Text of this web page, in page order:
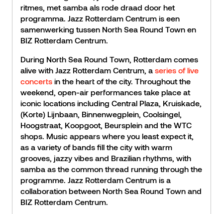
ritmes, met samba als rode draad door het
programma. Jazz Rotterdam Centrum is een
samenwerking tussen North Sea Round Town en
BIZ Rotterdam Centrum.
During North Sea Round Town, Rotterdam comes
alive with Jazz Rotterdam Centrum, a series of live
concerts in the heart of the city. Throughout the
weekend, open-air performances take place at
iconic locations including Central Plaza, Kruiskade,
(Korte) Lijnbaan, Binnenwegplein, Coolsingel,
Hoogstraat, Koopgoot, Beursplein and the WTC
shops. Music appears where you least expect it,
as a variety of bands fill the city with warm
grooves, jazzy vibes and Brazilian rhythms, with
samba as the common thread running through the
programme. Jazz Rotterdam Centrum is a
collaboration between North Sea Round Town and
BIZ Rotterdam Centrum.